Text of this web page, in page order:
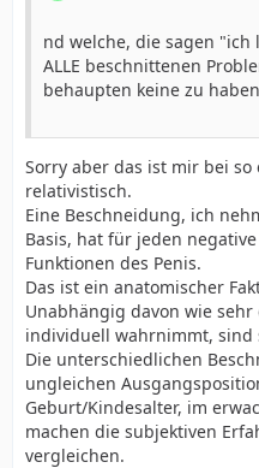
nd welche, die sagen
ALLE beschnittenen
behaupten keine zu
Sorry aber das ist mir bei
relativistisch.
Eine Beschneidung, ich
Basis, hat für jeden
Funktionen des Penis.
Das ist ein anatomischer
Unabhängig davon wie
individuell wahrnimmt, sind
Die unterschiedlichen
ungleichen
Geburt/Kindesalter, im
machen die subjektiven
vergleichen.